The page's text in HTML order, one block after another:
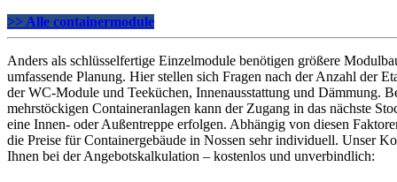
>> Alle containermodule
Anders als schlüsselfertige Einzelmodule benötigen größere
umfassende Planung. Hier stellen sich Fragen nach der Anzahl der
der WC-Module und Teeküchen, Innenausstattung und Dämmung.
mehrstöckigen Containeranlagen kann der Zugang in das nächste
eine Innen- oder Außentreppe erfolgen. Abhängig von diesen
die Preise für Containergebäude in Nossen sehr individuell. Unser
Ihnen bei der Angebotskalkulation – kostenlos und unverbindlich: